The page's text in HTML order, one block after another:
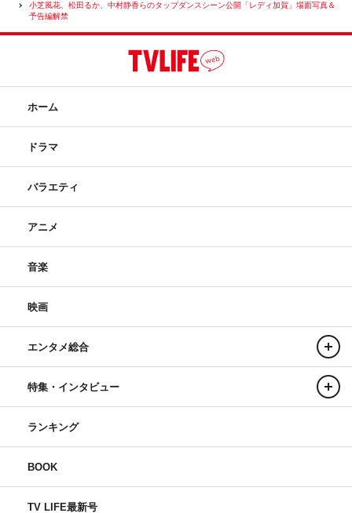
小芝風花、松田るか、中村静香らのタップダンスシーン公開「レディ加賀」場面写真＆
予告編解禁
ホーム
ドラマ
バラエティ
アニメ
音楽
映画
エンタメ総合
特集・インタビュー
ランキング
BOOK
TV LIFE最新号